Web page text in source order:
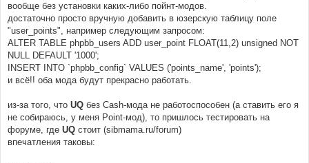
вообще без установки каких-либо пойнт-модов.
достаточно просто вручную добавить в юзерскую таблицу поле
"user_points", например следующим запросом:
ALTER TABLE phpbb_users ADD user_point FLOAT(11,2) unsigned NOT
NULL DEFAULT '1000';
INSERT INTO `phpbb_config` VALUES ('points_name', 'points');
и всё!! оба мода будут прекрасно работать.
из-за того, что UQ без Cash-мода не работоспособен (а ставить его я
не собираюсь, у меня Point-мод), то пришлось тестировать на
форуме, где UQ стоит (sibmama.ru/forum)
впечатления таковы: